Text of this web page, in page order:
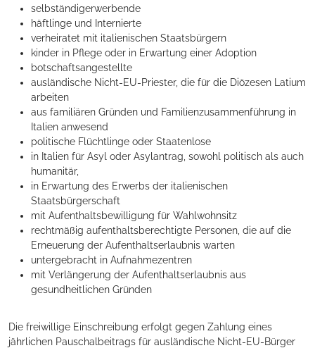
selbständigerwerbende
häftlinge und Internierte
verheiratet mit italienischen Staatsbürgern
kinder in Pflege oder in Erwartung einer Adoption
botschaftsangestellte
ausländische Nicht-EU-Priester, die für die Diözesen Latium
arbeiten
aus familiären Gründen und Familienzusammenführung in
Italien anwesend
politische Flüchtlinge oder Staatenlose
in Italien für Asyl oder Asylantrag, sowohl politisch als auch
humanitär,
in Erwartung des Erwerbs der italienischen
Staatsbürgerschaft
mit Aufenthaltsbewilligung für Wahlwohnsitz
rechtmäßig aufenthaltsberechtigte Personen, die auf die
Erneuerung der Aufenthaltserlaubnis warten
untergebracht in Aufnahmezentren
mit Verlängerung der Aufenthaltserlaubnis aus
gesundheitlichen Gründen
Die freiwillige Einschreibung erfolgt gegen Zahlung eines
jährlichen Pauschalbeitrags für ausländische Nicht-EU-Bürger